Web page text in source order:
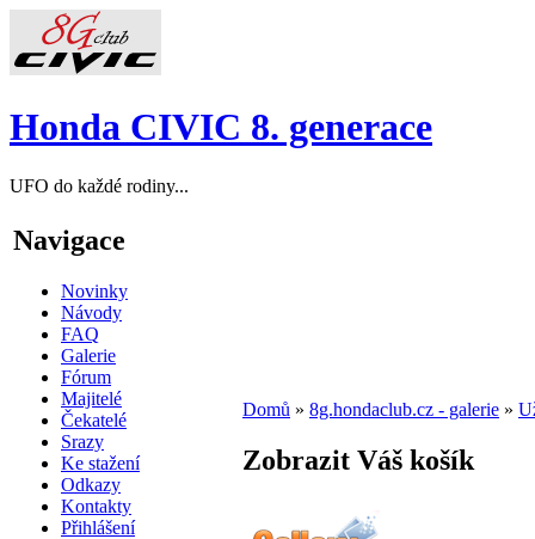
Honda CIVIC 8. generace
UFO do každé rodiny...
Navigace
Novinky
Návody
FAQ
Galerie
Fórum
Majitelé
Čekatelé
Srazy
Ke stažení
Odkazy
Kontakty
Přihlášení
Domů » 8g.hondaclub.cz - galerie »
Zobrazit Váš košík